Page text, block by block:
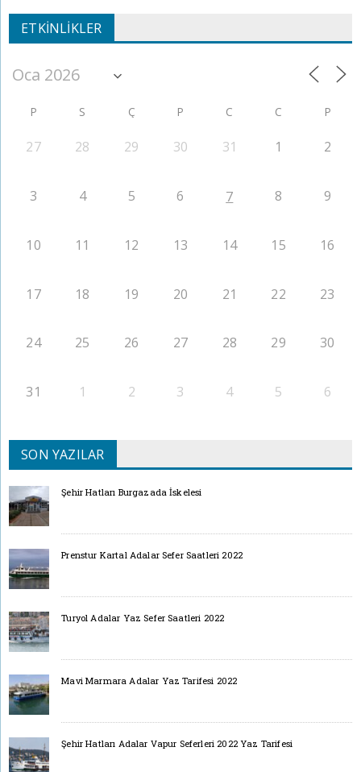
ETKINLIKLER
P S Ç P C C P
27 28 29 30 31 1 2
3 4 5 6 7 8 9
10 11 12 13 14 15 16
17 18 19 20 21 22 23
24 25 26 27 28 29 30
31 1 2 3 4 5 6
SON YAZILAR
Şehir Hatları Burgazada İskelesi
Prenstur Kartal Adalar Sefer Saatleri 2022
Turyol Adalar Yaz Sefer Saatleri 2022
Mavi Marmara Adalar Yaz Tarifesi 2022
Şehir Hatları Adalar Vapur Seferleri 2022 Yaz Tarifesi